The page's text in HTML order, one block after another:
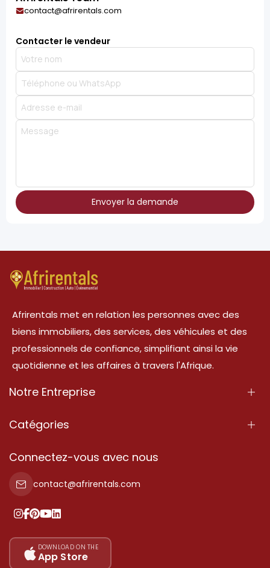
contact@afrirentals.com
Contacter le vendeur
Envoyer la demande
Afrirentals met en relation les personnes avec des
biens immobiliers, des services, des véhicules et des
professionnels de confiance, simplifiant ainsi la vie
quotidienne et les affaires à travers l'Afrique.
Notre Entreprise
À Propos
Conditions d'Utilisation
Politique de Confidentialité
Nos tarifs
Plan du site
Catégories
Propriété
Propriété à vendre
Propriété à louer
Ajoutez votre témoignage
Connectez-vous avec nous
contact@afrirentals.com
DOWNLOAD ON THE
App Store